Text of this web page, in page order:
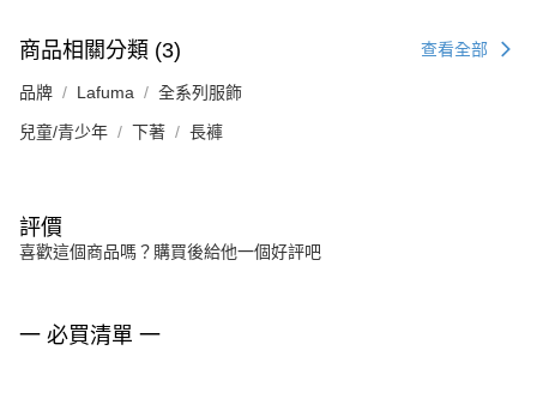
商品相關分類 (3) 查看全部
品牌 Lafuma 全系列服飾
兒童/青少年 下著 長褲
評價
喜歡這個商品嗎？購買後給他一個好評吧
一 必買清單 一